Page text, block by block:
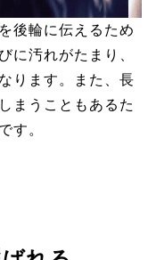
後輪に伝えるため
に汚れがたまり、
ります。また、長
まうこともあるた
す。